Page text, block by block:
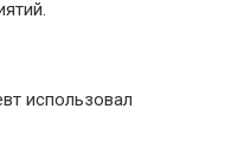
использовал